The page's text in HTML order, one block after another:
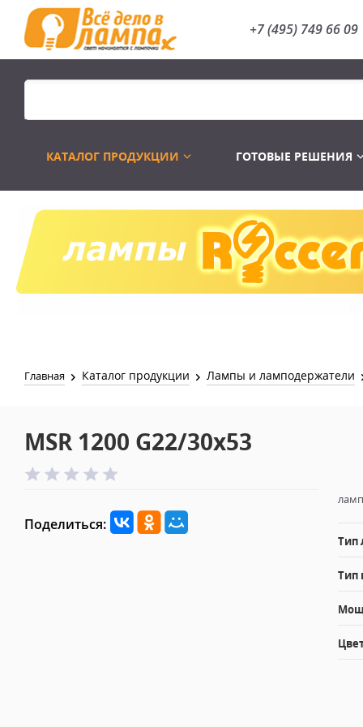
+7 (495) 749 66 09
КАТАЛОГ ПРОДУКЦИИ
Распродажа Лампы
ГОТОВЫЕ РЕШЕНИЯ
Главная Каталог продукции Лампы и ламподержатели
MSR 1200 G22/30x53
Поделиться:
Тип
Тип